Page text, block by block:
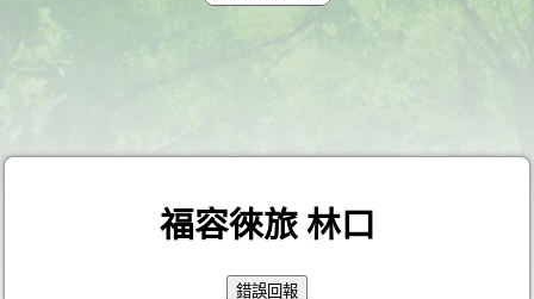
福容徠旅 林口